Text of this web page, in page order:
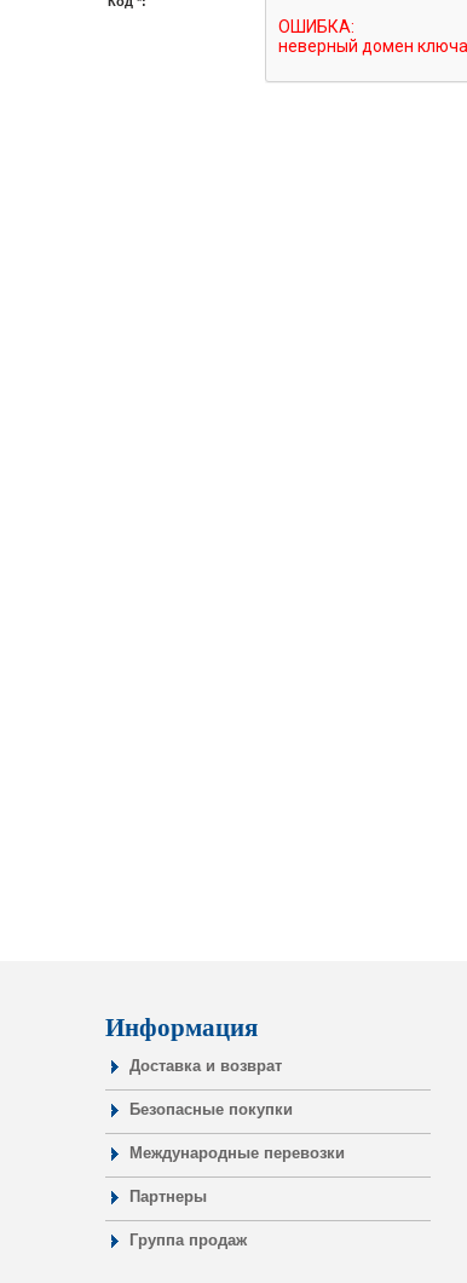
Информация
Доставка и возврат
Безопасные покупки
Международные перевозки
Партнеры
Группа продаж